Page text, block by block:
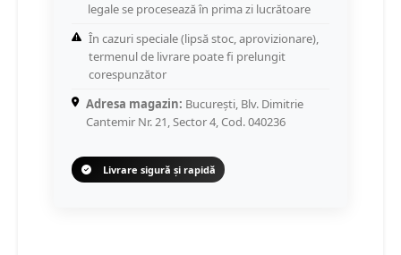
legale se procesează în prima zi lucrătoare
În cazuri speciale (lipsă stoc, aprovizionare),
termenul de livrare poate fi prelungit
corespunzător
Adresa magazin: București, Blv. Dimitrie
Cantemir Nr. 21, Sector 4, Cod. 040236
Livrare sigură și rapidă